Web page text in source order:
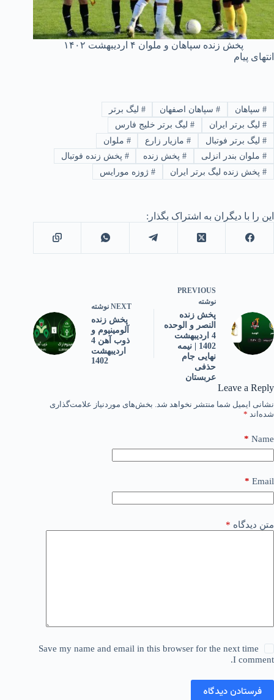
پخش زنده سپاهان و ملوان ۴ اردیبهشت ۱۴۰۲
انتهای پیام
#سپاهان #سپاهان اصفهان # لیگ برتر
#لیگ برتر ایران #لیگ برتر خلیج فارس
#لیگ برتر فوتبال #مازیار زارع # ملوان
#ملوان بندر انزلی #پخش زنده # پخش زنده فوتبال
#پخش زنده لیگ برتر ایران #ژوزه مورایس
این را با دیگران به اشتراک بگذار:
PREVIOUS
نوشته
پخش زنده
النصر و الوحده
4 اردیبهشت
1402 | نیمه
نهایی جام
حذفی
عربستان
NEXT نوشته
پخش زنده
آلومینیوم و
ذوب آهن 4
اردیبهشت
1402
Leave a Reply
نشانی ایمیل شما منتشر نخواهد شد. بخش‌های موردنیاز علامت‌گذاری
شده‌اند *
Name
*
Email
*
متن دیدگاه *
Save my name and email in this browser for the next time
I comment.
فرستادن دیدگاه